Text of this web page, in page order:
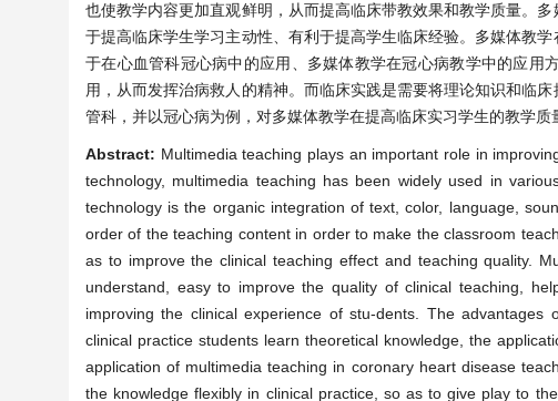
也使教学内容更加直观鲜明，从而提高临床带教效果和教学质量。
于提高临床学生学习主动性、有利于提高学生临床经验。多媒体教
于在心血管科冠心病中的应用、多媒体教学在冠心病教学中的应用
用，从而发挥治病救人的精神。而临床实践是需要将理论知识和临
管科，并以冠心病为例，对多媒体教学在提高临床实习学生的教学质
Abstract: Multimedia teaching plays an important role in
technology, multimedia teaching has been widely used in
technology is the organic integration of text, color, language,
order of the teaching content in order to make the classroom
as to improve the clinical teaching effect and teaching quality.
understand, easy to improve the quality of clinical teaching,
improving the clinical experience of stu-dents. The
clinical practice students learn theoretical knowledge, the
application of multimedia teaching in coronary heart disease
the knowledge flexibly in clinical practice, so as to give play to